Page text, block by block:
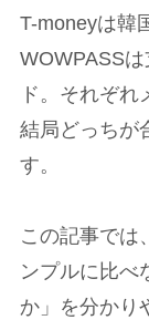
T-moneyは韓
WOWPASS
ド。それぞ
結局どっちが
す。
この記事では
ンプルに比べ
か」を分かり